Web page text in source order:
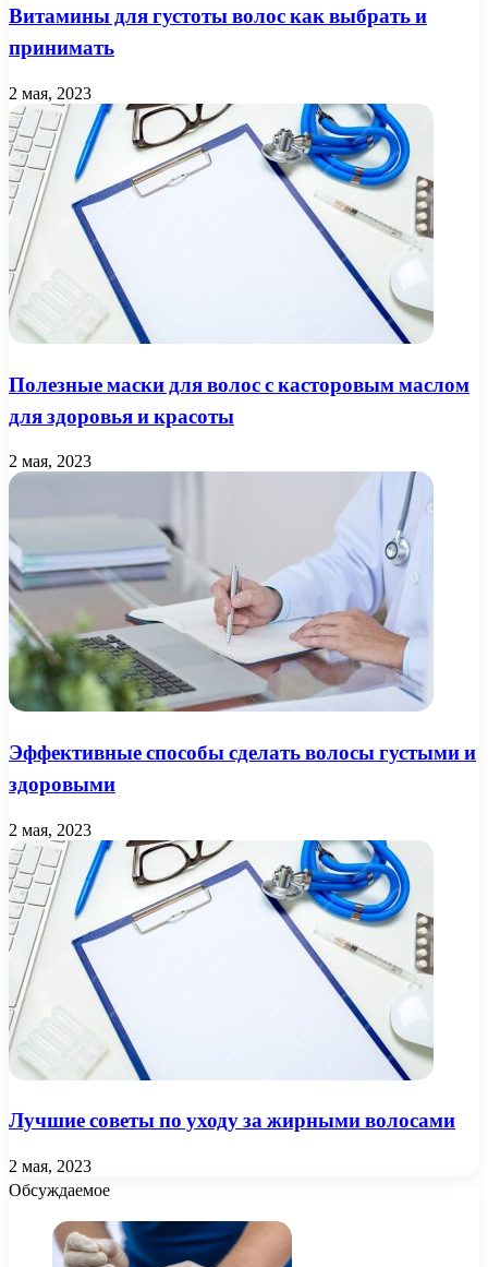
Витамины для густоты волос как выбрать и
принимать
2 мая, 2023
Полезные маски для волос с касторовым маслом
для здоровья и красоты
2 мая, 2023
Эффективные способы сделать волосы густыми и
здоровыми
2 мая, 2023
Лучшие советы по уходу за жирными волосами
2 мая, 2023
Обсуждаемое